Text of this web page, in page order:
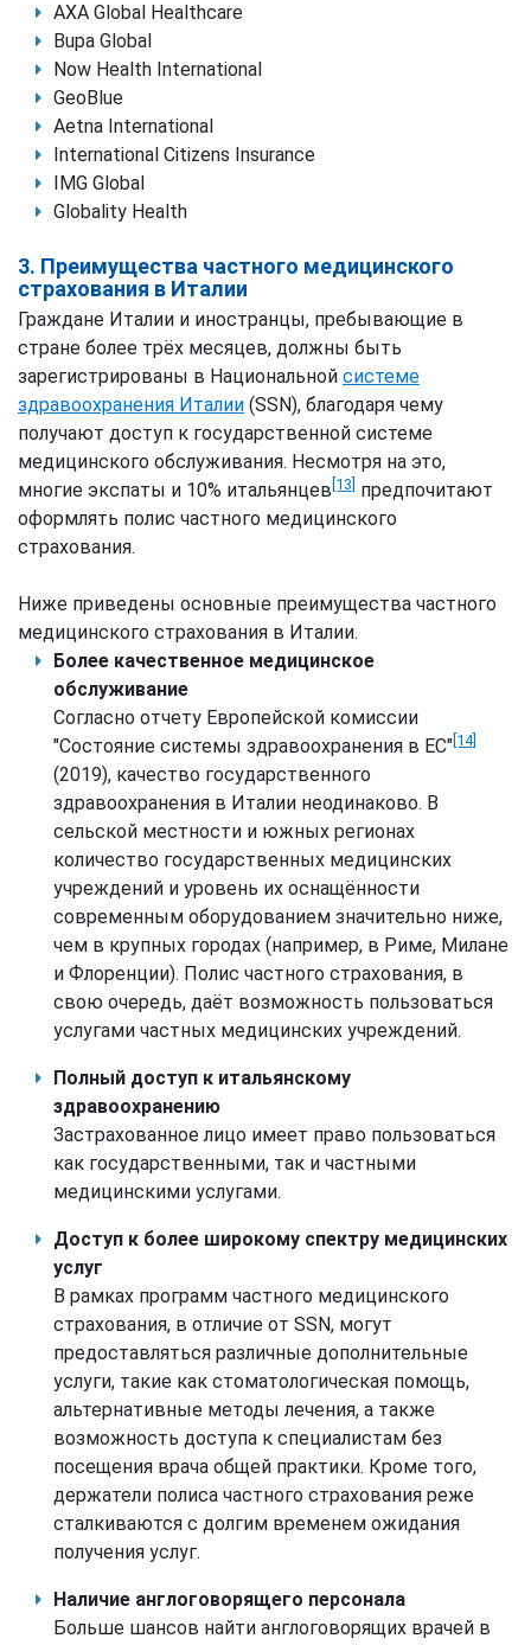
AXA Global Healthcare
Bupa Global
Now Health International
GeoBlue
Aetna International
International Citizens Insurance
IMG Global
Globality Health
3. Преимущества частного медицинского
страхования в Италии
Граждане Италии и иностранцы, пребывающие в
стране более трёх месяцев, должны быть
зарегистрированы в Национальной системе
здравоохранения Италии (SSN), благодаря чему
получают доступ к государственной системе
медицинского обслуживания. Несмотря на это,
многие экспаты и 10% итальянцев [13] предпочитают
оформлять полис частного медицинского
страхования.
Ниже приведены основные преимущества частного
медицинского страхования в Италии.
Более качественное медицинское
обслуживание
Согласно отчету Европейской комиссии
"Состояние системы здравоохранения в ЕС" [14]
(2019), качество государственного
здравоохранения в Италии неодинаково. В
сельской местности и южных регионах
количество государственных медицинских
учреждений и уровень их оснащённости
современным оборудованием значительно ниже,
чем в крупных городах (например, в Риме, Милане
и Флоренции). Полис частного страхования, в
свою очередь, даёт возможность пользоваться
услугами частных медицинских учреждений.
Полный доступ к итальянскому
здравоохранению
Застрахованное лицо имеет право пользоваться
как государственными, так и частными
медицинскими услугами.
Доступ к более широкому спектру медицинских
услуг
В рамках программ частного медицинского
страхования, в отличие от SSN, могут
предоставляться различные дополнительные
услуги, такие как стоматологическая помощь,
альтернативные методы лечения, а также
возможность доступа к специалистам без
посещения врача общей практики. Кроме того,
держатели полиса частного страхования реже
сталкиваются с долгим временем ожидания
получения услуг.
Наличие англоговорящего персонала
Больше шансов найти англоговорящих врачей в